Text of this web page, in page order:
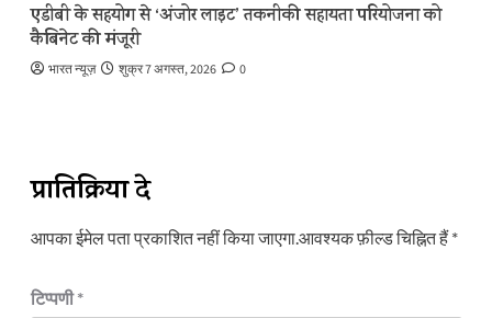
एडीबी के सहयोग से ‘अंजोर लाइट’ तकनीकी सहायता परियोजना को
कैबिनेट की मंजूरी
भारत न्यूज़ शुक्र 7 अगस्त, 2026 0
प्रातिक्रिया दे
आपका ईमेल पता प्रकाशित नहीं किया जाएगा.आवश्यक फ़ील्ड चिह्नित हैं*
टिप्पणी*